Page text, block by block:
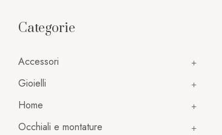
Categorie
Accessori
Gioielli
Home
Occhiali e montature